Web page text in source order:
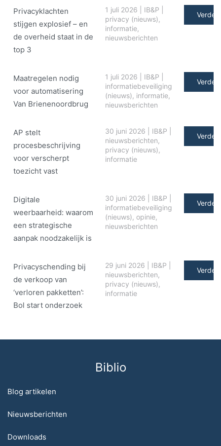
Privacyklachten
stijgen explosief – en
de overheid staat in de
top 3
1 juli 2026 IB&P
privacy (nieuws),
informatie,
nieuwsberichten
Verder
Maatregelen nodig
voor automatisering
Van Brienenoordbrug
1 juli 2026 IB&P
informatiebeveiliging
(nieuws), informatie,
nieuwsberichten
Verder
AP stelt
procesbeschrijving
voor verscherpt
toezicht vast
30 juni 2026 IB&P
nieuwsberichten,
privacy (nieuws),
informatie
Verder
Digitale
weerbaarheid: waarom
een strategische
aanpak noodzakelijk is
30 juni 2026 IB&P
informatiebeveiliging
(nieuws), opinie,
nieuwsberichten
Verder
Privacyschending bij
de verkoop van
‘verloren pakketten’:
Bol start onderzoek
29 juni 2026 IB&P
nieuwsberichten,
privacy (nieuws),
informatie
Verder
Biblio
Blog artikelen
Nieuwsberichten
Downloads